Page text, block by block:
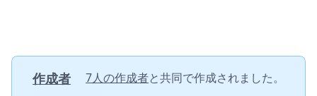
作成者 7人の作成者と共同で作成されました。